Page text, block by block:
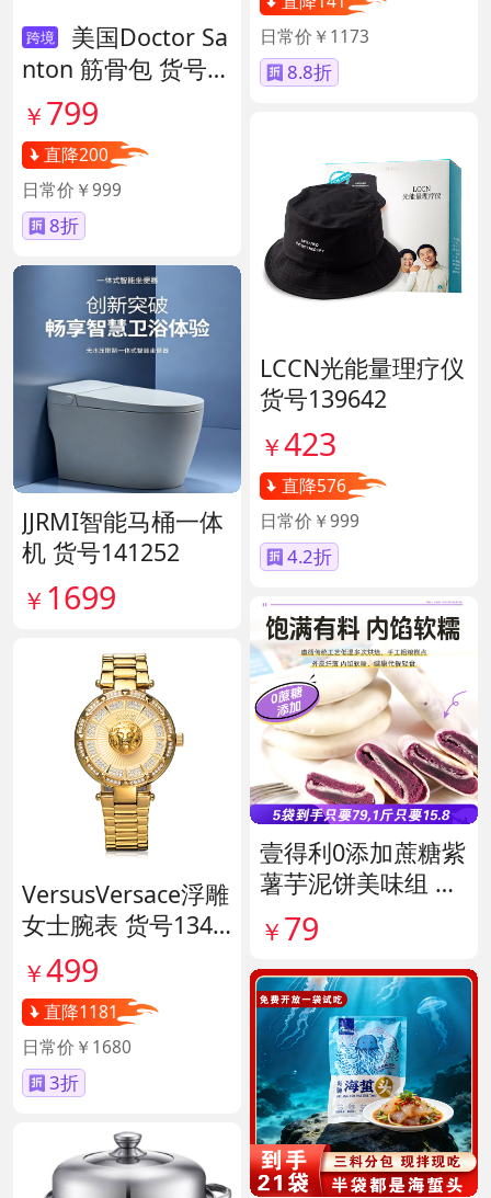
跨境
美国Doctor Sa
nton 筋骨包 货号1
40417
￥ 799
直降200
日常价￥999
8折
JJRMI智能马桶一体
机 货号141252
￥ 1699
VersusVersace浮雕
女士腕表 货号1341
￥499
直降1181
日常价￥1680
3折
日常价￥1173
8.8折
LCCN光能量理疗仪
货号139642
￥423
直降576
日常价￥999
4.2折
壹得利0添加蔗糖紫
薯芋泥饼美味组 货
号141287
￥ 79